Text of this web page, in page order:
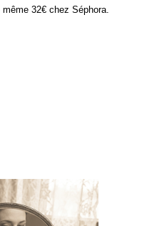
32€ chez Séphora.